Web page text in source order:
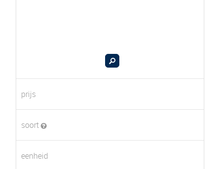
prijs
soort
eenheid